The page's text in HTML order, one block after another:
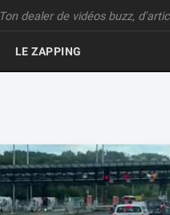
Ton dealer de vidéos buzz,
LE ZAPPING